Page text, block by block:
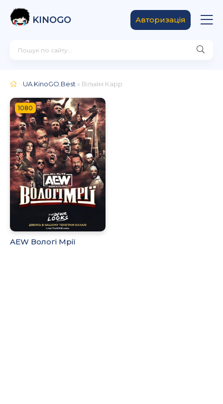
KINOGO Авторизація
UA.KinoGO.Best » Вільям Карр
1080
AEW Вологі Мрії